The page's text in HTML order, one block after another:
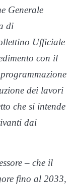
Generale
di
Ufficiale
con il
dei lavori
che si intende
dai
– che il
fino al 2033,